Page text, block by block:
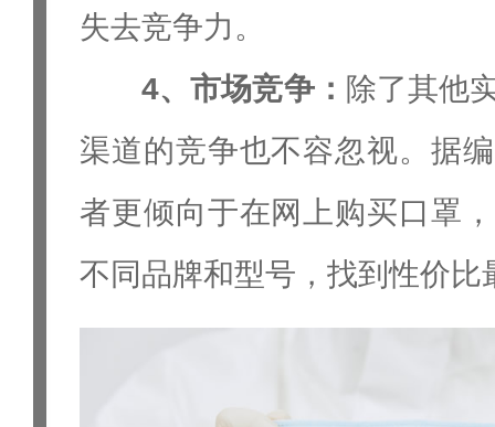
失去竞争力。
4、市场竞争： 除了其他
渠道的竞争也不容忽视。据
者更倾向于在网上购买口罩
不同品牌和型号，找到性价比